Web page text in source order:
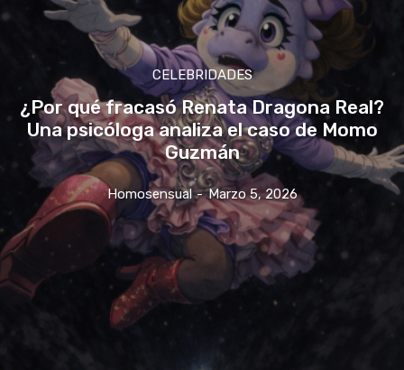
CELEBRIDADES
¿Por qué fracasó Renata Dragona Real?
Una psicóloga analiza el caso de Momo
Guzmán
Homosensual - Marzo 5, 2026